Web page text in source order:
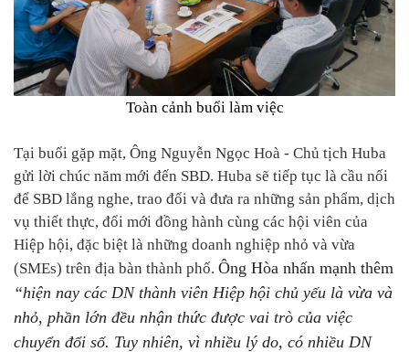
Toàn cảnh buổi làm việc
Tại buổi gặp mặt, Ông Nguyễn Ngọc Hoà - Chủ tịch Huba
gửi lời chúc năm mới đến SBD. Huba sẽ tiếp tục là cầu nối
để SBD lắng nghe, trao đổi và đưa ra những sản phẩm, dịch
vụ thiết thực, đổi mới đồng hành cùng các hội viên của
Hiệp hội, đặc biệt là những doanh nghiệp nhỏ và vừa
(SMEs) trên địa bàn thành phố. Ông Hòa nhấn mạnh thêm
“hiện nay các DN thành viên Hiệp hội chủ yếu là vừa và
nhỏ, phần lớn đều nhận thức được vai trò của việc
chuyển đổi số. Tuy nhiên, vì nhiều lý do, có nhiều DN